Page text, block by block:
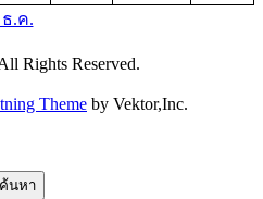
ธ.ค.
Rights Reserved.
Theme by Vektor,Inc.